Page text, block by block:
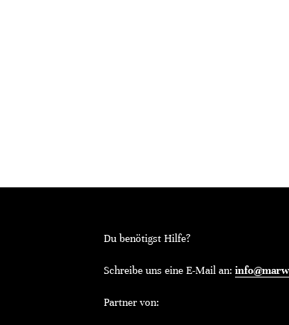
Du benötigst Hilfe?
Schreibe uns eine E-Mail an:
Partner von: